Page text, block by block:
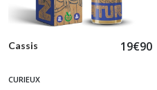
Cassis 19€90
CURIEUX